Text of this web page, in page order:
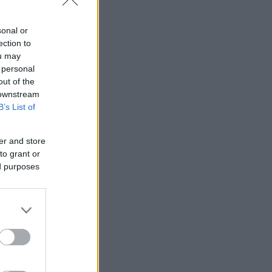
or
to
may
of the
List of
and store
grant or
purposes